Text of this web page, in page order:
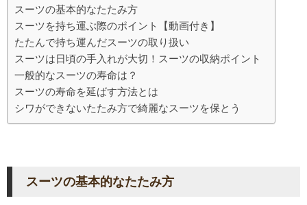
スーツの基本的なたたみ方
スーツを持ち運ぶ際のポイント【動画付き】
たたんで持ち運んだスーツの取り扱い
スーツは日頃の手入れが大切！スーツの収納ポイント
一般的なスーツの寿命は？
スーツの寿命を延ばす方法とは
シワができないたたみ方で綺麗なスーツを保とう
スーツの基本的なたたみ方